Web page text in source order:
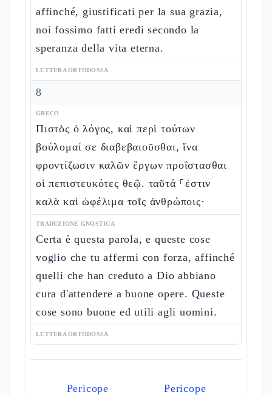
affinché, giustificati per la sua grazia,
noi fossimo fatti eredi secondo la
speranza della vita eterna.
LETTURA ORTODOSSA
8
GRECO
Πιστὸς ὁ λόγος, καὶ περὶ τούτων
βούλομαί σε διαβεβαιοῦσθαι, ἵνα
φροντίζωσιν καλῶν ἔργων προΐστασθαι
οἱ πεπιστευκότες θεῷ. ταῦτά ⸀ἐστιν
καλὰ καὶ ὠφέλιμα τοῖς ἀνθρώποις·
TRADUZIONE GNOSTICA
Certa è questa parola, e queste cose
voglio che tu affermi con forza, affinché
quelli che han creduto a Dio abbiano
cura d'attendere a buone opere. Queste
cose sono buone ed utili agli uomini.
LETTURA ORTODOSSA
Pericope
Pericope